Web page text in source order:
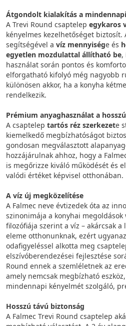
Átgondolt kialakítás a
A Trevi Round csaptelep egykaros
kényelmes kezelhetőséget biztosít.
segítségével a víz mennyisége és
egyetlen mozdulattal állítható be,
használat során pontos és
elforgatható kifolyó még nagyobb
különösen akkor, ha a konyha
rendelkezik.
Prémium anyaghasználat a
A csaptelep tartós réz szerkezete
kiemelkedő megbízhatóságot
gondosan megválasztott
hozzájárulnak ahhoz, hogy a
is megőrizze kiváló működését és
valódi értéket képvisel otthonában.
A víz új megközelítése
A Falmec neve évtizedek óta az
szinonimája a konyhai megoldások
filozófiája szerint a víz – akárcsak
eleme otthonunknak, ezért
odafigyeléssel alkotta meg
elszívóberendezései fejlesztése
Round ennek a szemléletnek az
amely nemcsak megbízható
mindennapi kényelmét szolgáló,
Hosszú távú biztonság
A Falmec Trevi Round csaptelep